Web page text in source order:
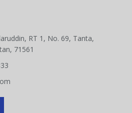
RT 1, No. 69, Tanta,
71561